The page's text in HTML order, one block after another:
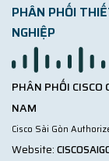
PHÂN PHỐI
NGHIỆP
PHÂN PHỐI
NAM
Cisco Sài Gòn
Website: